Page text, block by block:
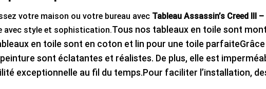
votre maison ou votre bureau avec Tableau Assassin’s Creed III
avec style et sophistication.Tous nos tableaux en toile sont
en toile sont en coton et lin pour une toile parfaite
sont éclatantes et réalistes. De plus, elle est
exceptionnelle au fil du temps.Pour faciliter l’installation,